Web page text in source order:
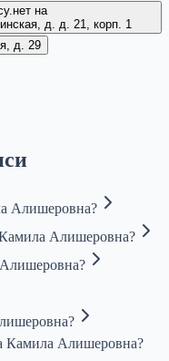
на
д. д. 21, корп. 1
д. 29
Алишеровна?
Алишеровна?
Камила Алишеровна?